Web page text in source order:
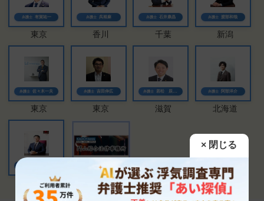
弁護士 有賀祐一
東京
弁護士 呉裕麻
香川
弁護士 石井康晶
千葉
弁護士 渡部和哉
新潟
弁護士 佐々木一夫
東京
弁護士 吉田伸広
東京
弁護士 若松 辰太郎
滋賀
弁護士 阿部洋介
北海道
東京 | 大阪
千葉